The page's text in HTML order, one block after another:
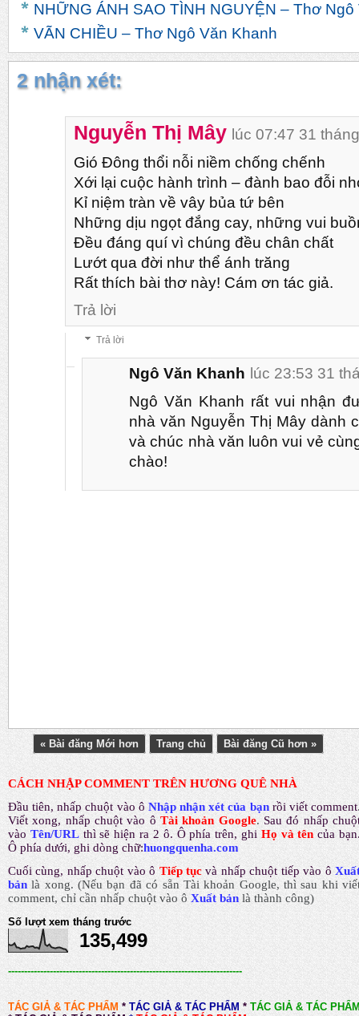
NHỮNG ÁNH SAO TÌNH NGUYỆN – Thơ
VÃN CHIỀU – Thơ Ngô Văn Khanh
2 nhận xét:
Nguyễn Thị Mây lúc 07:47 31
Gió Đông thổi nỗi niềm chống chếnh
Xới lại cuộc hành trình – đành bao đỗi
Kỉ niệm tràn về vây bủa tứ bên
Những dịu ngọt đắng cay, những vui
Đều đáng quí vì chúng đều chân chất
Lướt qua đời như thể ánh trăng
Rất thích bài thơ này! Cám ơn tác giả.
Trả lời
Trả lời
Ngô Văn Khanh lúc 23:53 31
Ngô Văn Khanh rất vui nhận
nhà văn Nguyễn Thị Mây dành
và chúc nhà văn luôn vui vẻ
chào!
« Bài đăng Mới hơn Trang chủ Bài đăng Cũ hơn »
CÁCH NHẬP COMMENT TRÊN HƯƠNG QUÊ NHÀ
Đầu tiên, nhấp chuột vào ô Nhập nhận xét của bạn rồi viết comment
Viết xong, nhấp chuột vào ô Tài khoản Google. Sau đó nhấp
vào Tên/URL thì sẽ hiện ra 2 ô. Ô phía trên, ghi Họ và tên của
Ô phía dưới, ghi dòng chữ:huongquenha.com
Cuối cùng, nhấp chuột vào ô Tiếp tục và nhấp chuột tiếp vào ô
bản là xong.(Nếu bạn đã có sẵn Tài khoản Google, thì sau khi
comment, chỉ cần nhấp chuột vào ô Xuất bản là thành công)
Số lượt xem tháng trước
135,499
-------------------------------------------------------------------------
TÁC GIẢ & TÁC PHẨM * TÁC GIẢ & TÁC PHẨM * TÁC GIẢ & TÁC